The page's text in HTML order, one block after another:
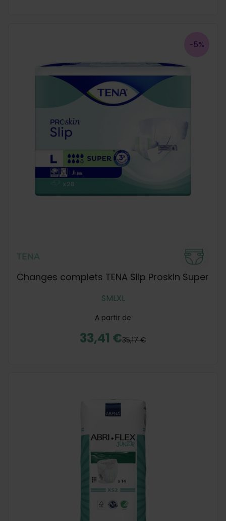
-5%
TENA
Changes complets TENA Slip Proskin Super
SMLXL
A partir de
33,41 €35,17 €